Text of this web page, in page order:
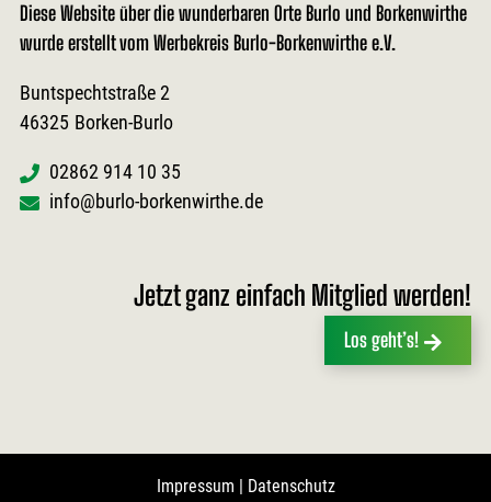
Diese Website über die wunderbaren Orte Burlo und Borkenwirthe
wurde erstellt vom Werbekreis Burlo-Borkenwirthe e.V.
Buntspechtstraße 2
46325 Borken-Burlo
02862 914 10 35
info@burlo-borkenwirthe.de
Jetzt ganz einfach Mitglied werden!
Los geht’s!
Impressum | Datenschutz